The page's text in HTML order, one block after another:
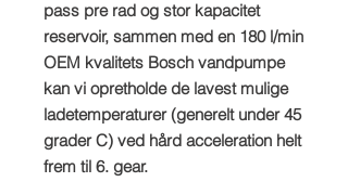
pass pre rad og stor kapacitet
reservoir, sammen med en 180 l/min
OEM kvalitets Bosch vandpumpe
kan vi opretholde de lavest mulige
ladetemperaturer (generelt under 45
grader C) ved hård acceleration helt
frem til 6. gear.